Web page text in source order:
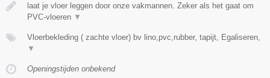
laat je vloer leggen door onze vakmannen. Zeker als het gaat om
PVC-vloeren ▼
Vloerbekleding ( zachte vloer) bv lino,pvc,rubber, tapijt, Egaliseren,
▼
Openingstijden onbekend